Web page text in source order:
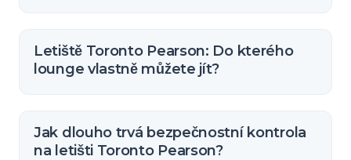
Letiště Toronto Pearson: Do kterého
lounge vlastně můžete jít?
Jak dlouho trvá bezpečnostní kontrola
na letišti Toronto Pearson?